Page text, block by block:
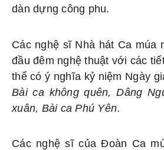
dàn dựng công phu.
Các nghệ sĩ Nhà hát Ca múa
đầu đêm nghệ thuật với các
thể có ý nghĩa kỷ niệm Ngày
Bài ca không quên, Dâng
xuân, Bài ca Phú Yên.
Các nghệ sĩ của Đoàn Ca